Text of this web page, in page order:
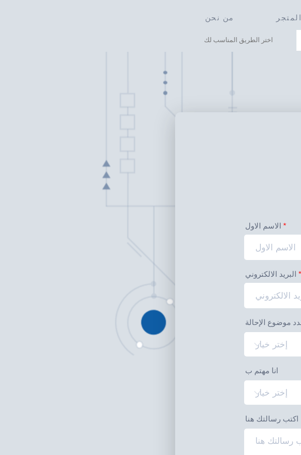
من نحن المتجر
اختر الطريق المناسب لك
الاسم الاول
البريد الالكتروني
انا مهتم ب
اكتب رسالتك هنا